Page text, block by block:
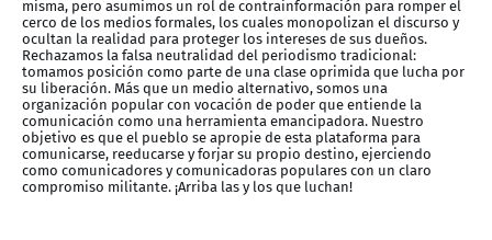
misma, pero asumimos un rol de contrainformación para romper el
cerco de los medios formales, los cuales monopolizan el discurso y
ocultan la realidad para proteger los intereses de sus dueños.
Rechazamos la falsa neutralidad del periodismo tradicional:
tomamos posición como parte de una clase oprimida que lucha por
su liberación. Más que un medio alternativo, somos una
organización popular con vocación de poder que entiende la
comunicación como una herramienta emancipadora. Nuestro
objetivo es que el pueblo se apropie de esta plataforma para
comunicarse, reeducarse y forjar su propio destino, ejerciendo
como comunicadores y comunicadoras populares con un claro
compromiso militante. ¡Arriba las y los que luchan!